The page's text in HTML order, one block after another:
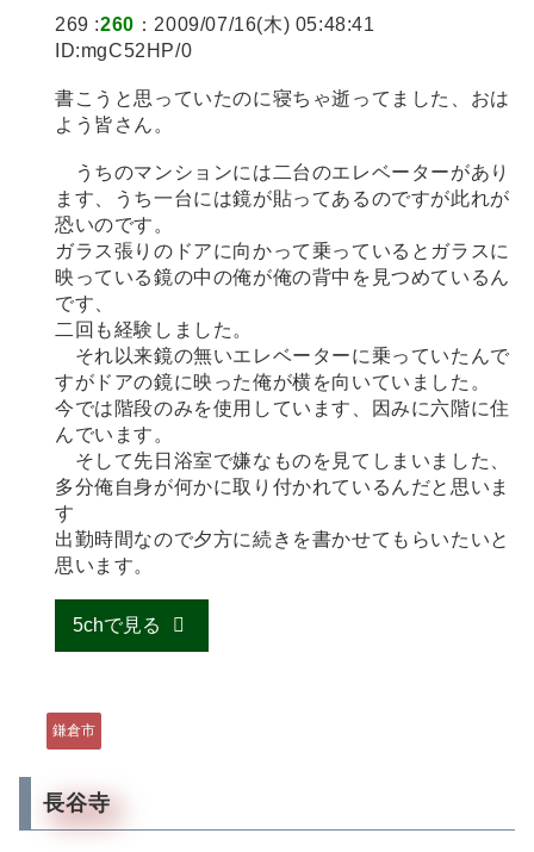
269 :260 ：2009/07/16(木) 05:48:41
ID:mgC52HP/0
書こうと思っていたのに寝ちゃ逝ってました、おは
よう皆さん。
うちのマンションには二台のエレベーターがあり
ます、うち一台には鏡が貼ってあるのですが此れが
恐いのです。
ガラス張りのドアに向かって乗っているとガラスに
映っている鏡の中の俺が俺の背中を見つめているん
です、
二回も経験しました。
それ以来鏡の無いエレベーターに乗っていたんで
すがドアの鏡に映った俺が横を向いていました。
今では階段のみを使用しています、因みに六階に住
んでいます。
そして先日浴室で嫌なものを見てしまいました、
多分俺自身が何かに取り付かれているんだと思いま
す
出勤時間なので夕方に続きを書かせてもらいたいと
思います。
5chで見る
鎌倉市
長谷寺